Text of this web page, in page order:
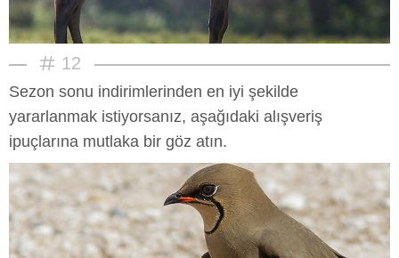
12
Sezon sonu indirimlerinden en iyi şekilde
yararlanmak istiyorsanız, aşağıdaki alışveriş
ipuçlarına mutlaka bir göz atın.